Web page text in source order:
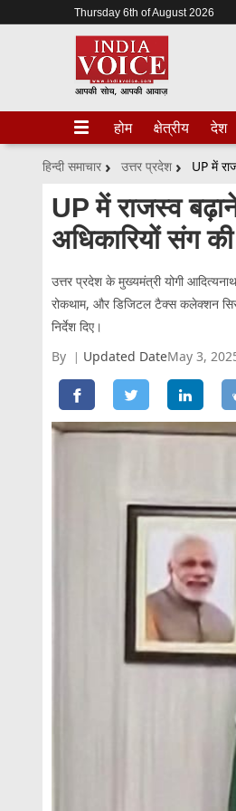
Thursday 6th of August 2026
होम क्षेत्रीय देश
हिन्दी समाचार उत्तर प्रदेश UP में
UP में राजस्व
अधिकारियों संग
उत्तर प्रदेश के मुख्यमंत्री योगी
रोकथाम, और डिजिटल टैक्स कलेक्शन
निर्देश दिए।
By
Updated DateMay 3,